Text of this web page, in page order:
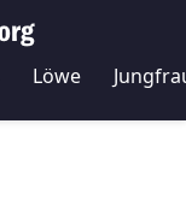
Löwe